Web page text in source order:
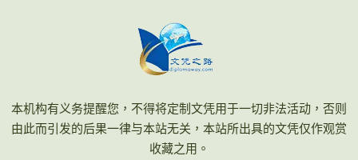
本机构有义务提醒您，不得将定制文凭用于一切非法活动，否则
由此而引发的后果一律与本站无关，本站所出具的文凭仅作观赏
收藏之用。